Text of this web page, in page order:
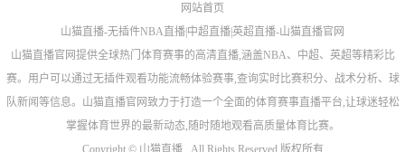
网站首页
山猫直播-无插件NBA直播|中超直播|英超直播-山猫直播官网
山猫直播官网提供全球热门体育赛事的高清直播,涵盖NBA、中超、英超等精彩比
赛。用户可以通过无插件观看功能流畅体验赛事,查询实时比赛积分、战术分析、球
队新闻等信息。山猫直播官网致力于打造一个全面的体育赛事直播平台,让球迷轻松
掌握体育世界的最新动态,随时随地观看高质量体育比赛。
Copyright © 山猫直播 . All Rights Reserved 版权所有